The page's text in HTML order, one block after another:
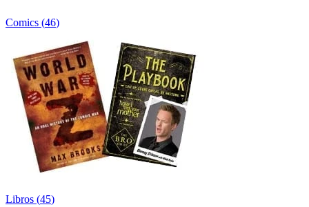
Comics (46)
Libros (45)